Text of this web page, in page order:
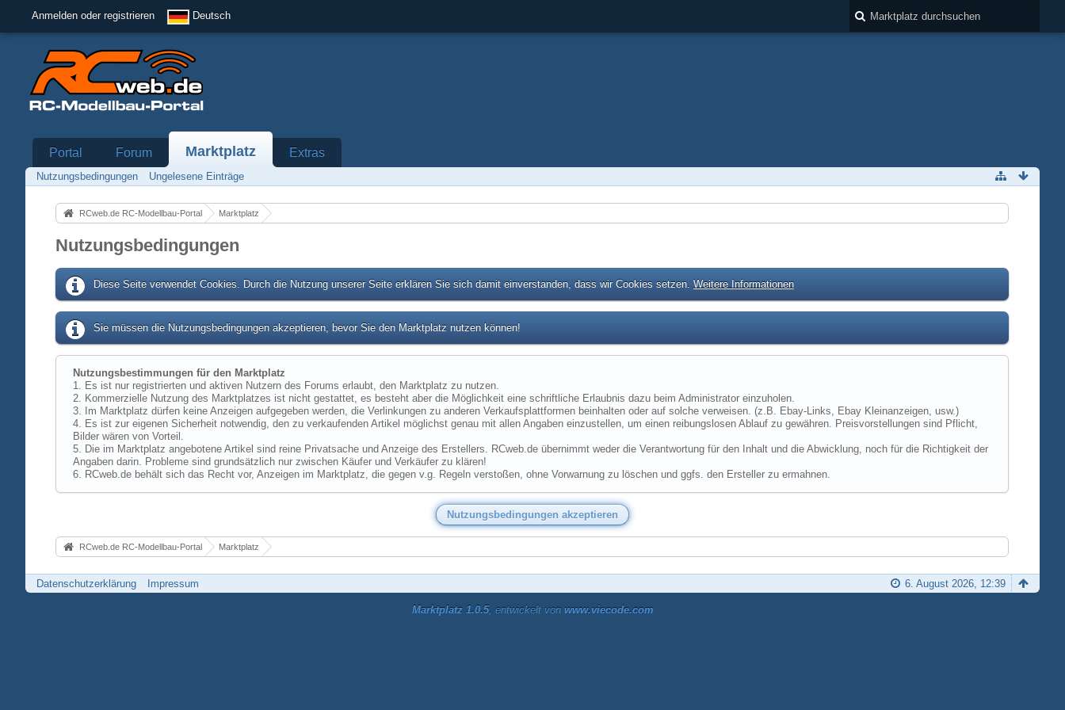
Anmelden oder registrieren Deutsch
Portal Forum Marktplatz Extras
Nutzungsbedingungen Ungelesene Einträge
RCweb.de RC-Modellbau-Portal Marktplatz
Nutzungsbedingungen
Diese Seite verwendet Cookies. Durch die Nutzung unserer Seite erklären Sie sich damit einverstanden, dass wir Cookies setzen. Weitere Informationen
Sie müssen die Nutzungsbedingungen akzeptieren, bevor Sie den Marktplatz nutzen können!
Nutzungsbestimmungen für den Marktplatz
1. Es ist nur registrierten und aktiven Nutzern des Forums erlaubt, den Marktplatz zu nutzen.
2. Kommerzielle Nutzung des Marktplatzes ist nicht gestattet, es besteht aber die Möglichkeit eine schriftliche Erlaubnis dazu beim Administrator einzuholen.
3. Im Marktplatz dürfen keine Anzeigen aufgegeben werden, die Verlinkungen zu anderen Verkaufsplattformen beinhalten oder auf solche verweisen. (z.B. Ebay-Links, Ebay Kleinanzeigen, usw.)
4. Es ist zur eigenen Sicherheit notwendig, den zu verkaufenden Artikel möglichst genau mit allen Angaben einzustellen, um einen reibungslosen Ablauf zu gewähren. Preisvorstellungen sind Pflicht,
Bilder wären von Vorteil.
5. Die im Marktplatz angebotene Artikel sind reine Privatsache und Anzeige des Erstellers. RCweb.de übernimmt weder die Verantwortung für den Inhalt und die Abwicklung, noch für die Richtigkeit der
Angaben darin. Probleme sind grundsätzlich nur zwischen Käufer und Verkäufer zu klären!
6. RCweb.de behält sich das Recht vor, Anzeigen im Marktplatz, die gegen v.g. Regeln verstoßen, ohne Vorwarnung zu löschen und ggfs. den Ersteller zu ermahnen.
RCweb.de RC-Modellbau-Portal Marktplatz
Datenschutzerklärung Impressum 6. August 2026, 12:39
Marktplatz 1.0.5, entwickelt von www.viecode.com